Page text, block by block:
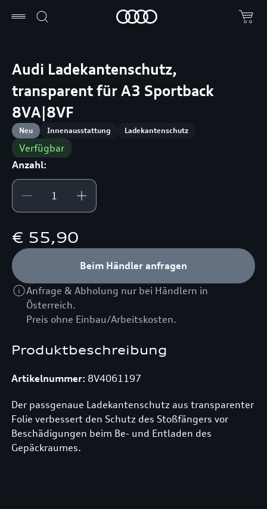
Produktbeschreibung
Artikelnummer: 8V4061197
Der passgenaue Ladekantenschutz aus transparenter
Folie verbessert den Schutz des Stoßfängers vor
Beschädigungen beim Be- und Entladen des
Gepäckraumes.
Audi Ladekantenschutz,
transparent für A3 Sportback
8VA|8VF
Neu Innenausstattung Ladekantenschutz
Verfügbar
Anzahl:
€ 55,90
Beim Händler anfragen
Anfrage & Abholung nur bei Händlern in
Österreich.
Preis ohne Einbau/Arbeitskosten.